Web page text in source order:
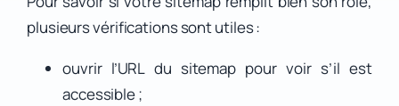
plusieurs vérifications sont utiles :
ouvrir l’URL du sitemap pour voir s’il est
accessible ;